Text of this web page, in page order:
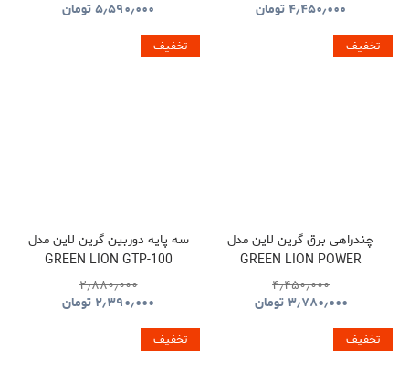
۴٫۴۵۰٫۰۰۰ تومان
۵٫۵۹۰٫۰۰۰تومان
تخفیف
چندراهی برق گرین لاین مدل
GREEN LION POWER
SOCKET GL-PS8A
GNPS7UPDUKBK
۴٫۴۵۰٫۰۰۰
۳٫۷۸۰٫۰۰۰ تومان
تخفیف
سه پایه دوربین گرین لاین مدل
GREEN LION GTP-100
GNTP100TRIBK
۲٫۸۸۰٫۰۰۰
۲٫۳۹۰٫۰۰۰ تومان
تخفیف تخفیف